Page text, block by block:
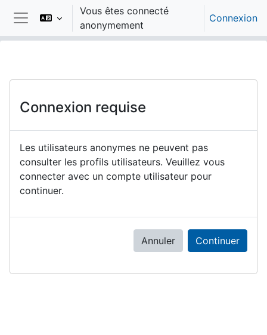
Passer au contenu principal
Panneau latéral
Vous êtes connecté
anonymement
Connexion
Connexion requise
Les utilisateurs anonymes ne peuvent pas
consulter les profils utilisateurs. Veuillez vous
connecter avec un compte utilisateur pour
continuer.
Annuler Continuer